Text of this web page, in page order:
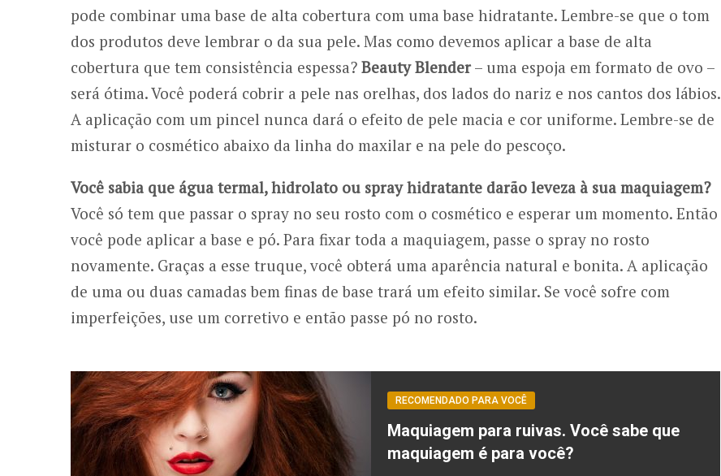
pode combinar uma base de alta cobertura com uma base hidratante. Lembre-se que o tom
dos produtos deve lembrar o da sua pele. Mas como devemos aplicar a base de alta
cobertura que tem consistência espessa? Beauty Blender– uma espoja em formato de ovo –
será ótima. Você poderá cobrir a pele nas orelhas, dos lados do nariz e nos cantos dos lábios.
A aplicação com um pincel nunca dará o efeito de pele macia e cor uniforme. Lembre-se de
misturar o cosmético abaixo da linha do maxilar e na pele do pescoço.
Você sabia que água termal, hidrolato ou spray hidratante darão leveza à sua maquiagem?
Você só tem que passar o spray no seu rosto com o cosmético e esperar um momento. Então
você pode aplicar a base e pó. Para fixar toda a maquiagem, passe o spray no rosto
novamente. Graças a esse truque, você obterá uma aparência natural e bonita. A aplicação
de uma ou duas camadas bem finas de base trará um efeito similar. Se você sofre com
imperfeições, use um corretivo e então passe pó no rosto.
RECOMENDADO PARA VOCÊ
Maquiagem para ruivas. Você sabe que
maquiagem é para você?